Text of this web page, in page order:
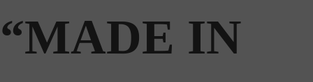
“MADE IN